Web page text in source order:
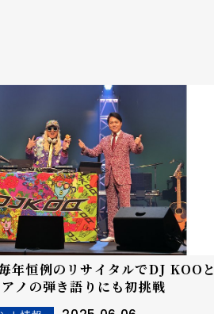
年恒例のリサイタルでDJ KOOと
アノの弾き語りにも初挑戦